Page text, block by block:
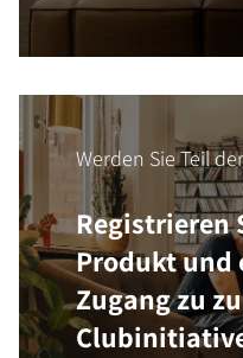
Werden Sie Teil
Registrieren
Produkt und
Zugang zu